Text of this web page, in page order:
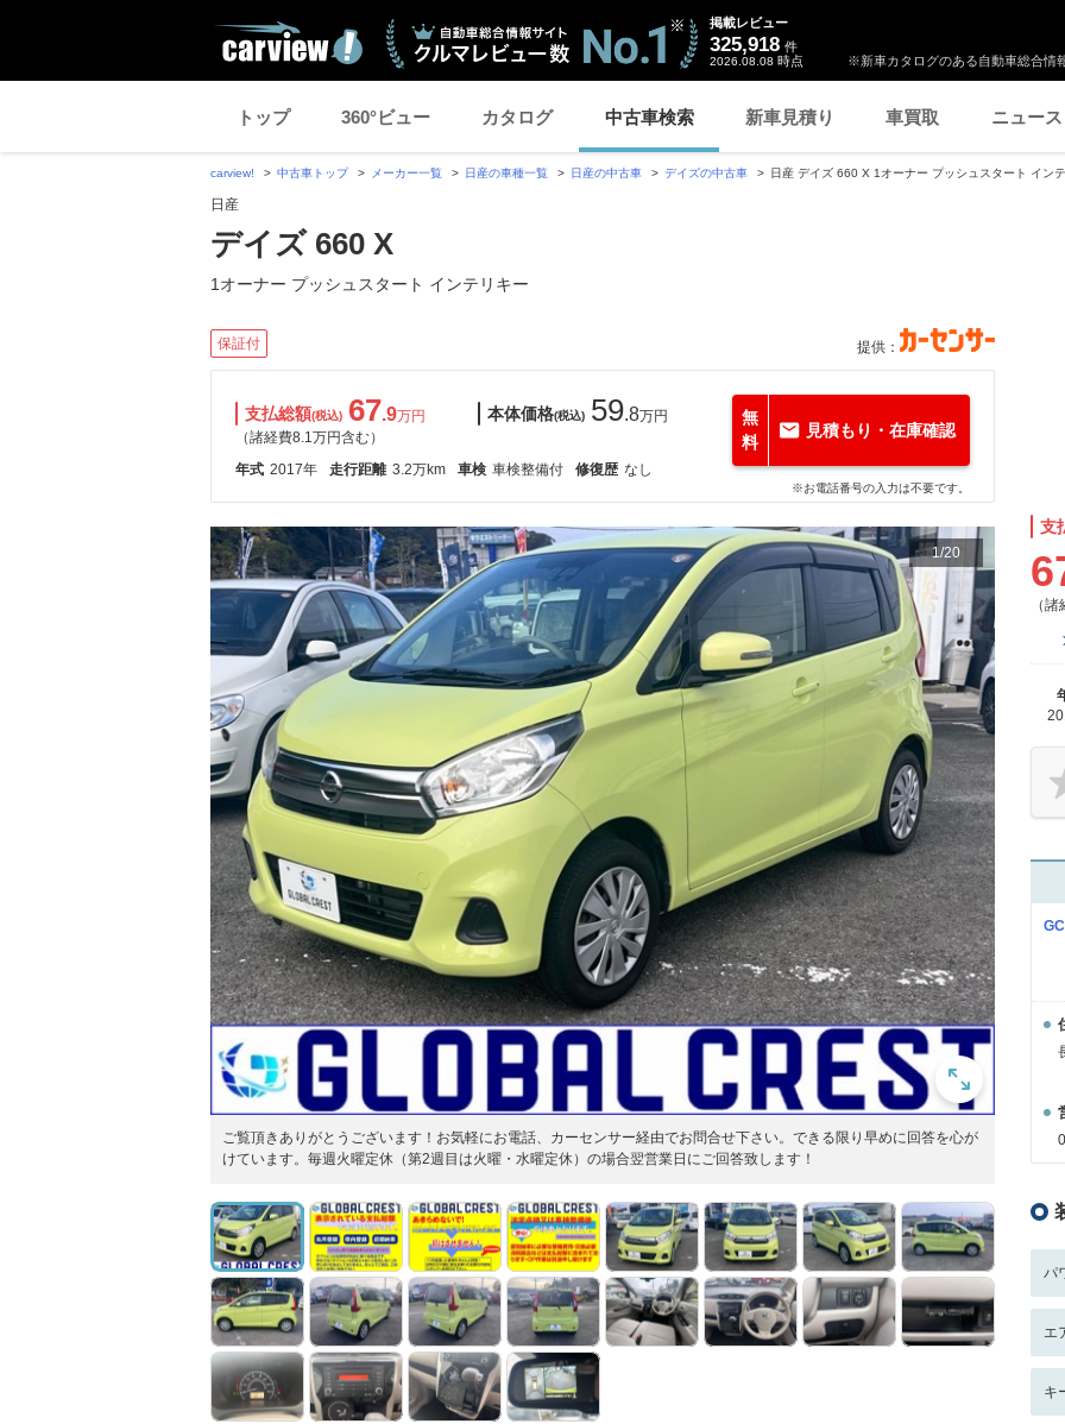
※新車カタログのある自動車総合情
掲載レビュー
325,918 件
2026.08.08 時点
トップ 360°ビュー カタログ 中古車検索 新車見積り 車買取 ニュース
carview! 中古車トップ メーカー一覧 日産の車種一覧 日産の中古車 デイズの中古車 日産 デイズ 660 X 1オーナー プッシュスタート イン
日産
デイズ 660 X
1オーナー プッシュスタート インテリキー
保証付 提供：
支払総額(税込) 67.9万円
（諸経費8.1万円含む）
本体価格(税込) 59.8万円
年式 2017年 走行距離 3.2万km 車検 車検整備付 修復歴 なし
無
料
見積もり・在庫確認
※お電話番号の入力は不要です。
1/20
ご覧頂きありがとうございます！お気軽にお電話、カーセンサー経由でお問合せ下さい。できる限り早めに回答を心が
けています。毎週火曜定休（第2週目は火曜・水曜定休）の場合翌営業日にご回答致します！
支
（
パ
エ
キ